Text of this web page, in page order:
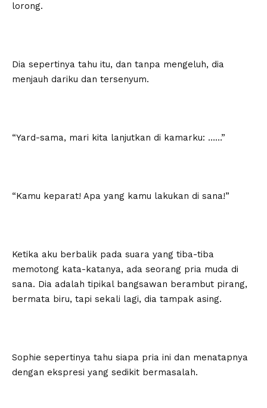
lorong.
Dia sepertinya tahu itu, dan tanpa mengeluh, dia
menjauh dariku dan tersenyum.
“Yard-sama, mari kita lanjutkan di kamarku: ……”
“Kamu keparat! Apa yang kamu lakukan di sana!”
Ketika aku berbalik pada suara yang tiba-tiba
memotong kata-katanya, ada seorang pria muda di
sana. Dia adalah tipikal bangsawan berambut pirang,
bermata biru, tapi sekali lagi, dia tampak asing.
Sophie sepertinya tahu siapa pria ini dan menatapnya
dengan ekspresi yang sedikit bermasalah.